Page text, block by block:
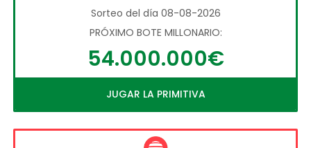
Sorteo del día 08-08-2026
PRÓXIMO BOTE MILLONARIO:
54.000.000€
JUGAR LA PRIMITIVA